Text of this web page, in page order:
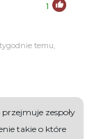
1
temu,
zespoły
takie o które